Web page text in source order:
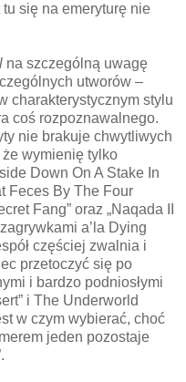
się na emeryturę nie
na szczególną uwagę
utworów –
charakterystycznym stylu
coś rozpoznawalnego.
nie brakuje chwytliwych
wymienię tylko
Down On A Stake In
Feces By The Four
Fang” oraz „Naqada II
a’la Dying
częściej zwalnia i
przetoczyć się po
i bardzo podniosłymi
i The Underworld
w czym wybierać, choć
jeden pozostaje